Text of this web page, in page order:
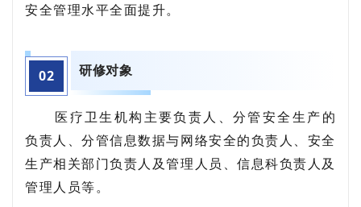
安全管理水平全面提升。
02 研修对象
医疗卫生机构主要负责人、分管安全生产的
负责人、分管信息数据与网络安全的负责人、安全
生产相关部门负责人及管理人员、信息科负责人及
管理人员等。